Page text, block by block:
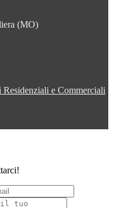
(MO)
e Commerciali